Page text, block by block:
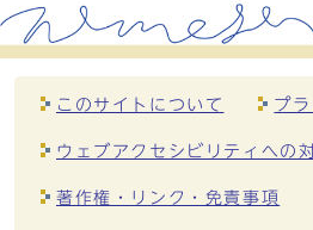
このサイトについて プ
ウェブアクセシビリティへの
著作権・リンク・免責事項